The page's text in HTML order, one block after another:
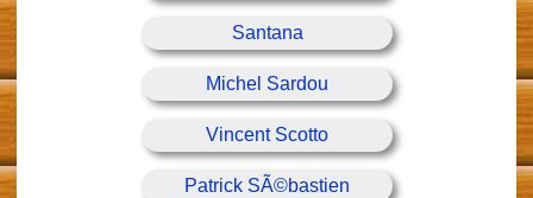
Santana
Michel Sardou
Vincent Scotto
Patrick SÃ©bastien